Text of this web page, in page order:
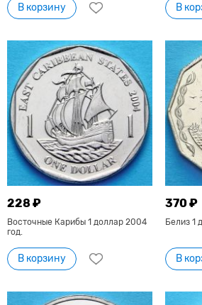
В корзину В
228 ₽
Восточные Карибы 1 доллар 2004
год.
В корзину
370 ₽
Белиз 1
В